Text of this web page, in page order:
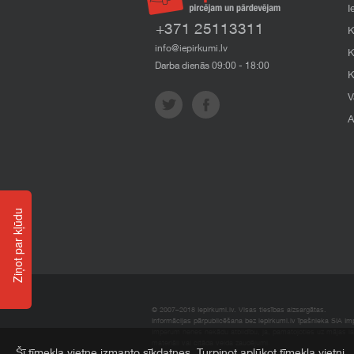
+371 25113311
info@iepirkumi.lv
Darba dienās 09:00 - 18:00
© 2007–2018 Iepirkumi.lv. Visas tiesības aizsargātas.
Informācijas pārpublicēšana bez iepirkumi.lv īpašnieka SIA
Ziņot par kļūdu